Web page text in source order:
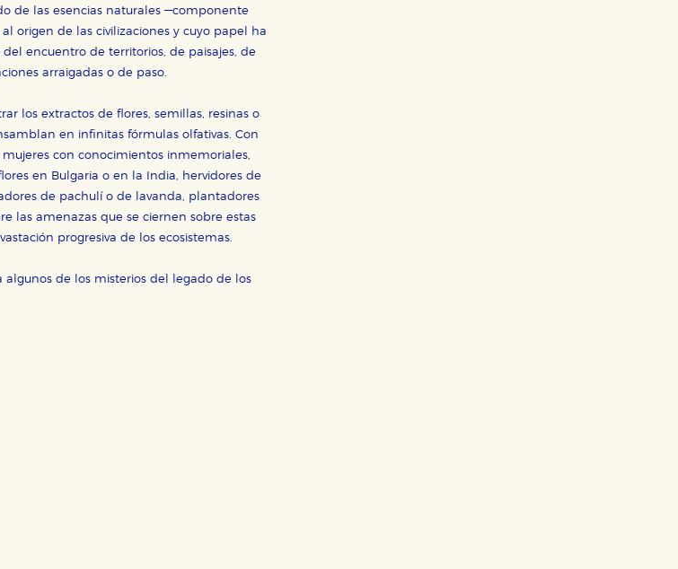
de las esencias naturales —componente
origen de las civilizaciones y cuyo papel ha
encuentro de territorios, de paisajes, de
arraigadas o de paso.
los extractos de flores, semillas, resinas o
en infinitas fórmulas olfativas. Con
con conocimientos inmemoriales,
en Bulgaria o en la India, hervidores de
de pachulí o de lavanda, plantadores
las amenazas que se ciernen sobre estas
progresiva de los ecosistemas.
de los misterios del legado de los
funcione y no es posible deshabilitarlas desde nuestro sistema. Es posible
de navegación y optimizar el funcionamiento de nuestro sitio web. Almacenan
cada vez que nos visita. La información es agregada y, por lo
y se utilizan para mostrar publicidad relevante para sus intereses en
sino que se basan en la identificación única de su navegador y